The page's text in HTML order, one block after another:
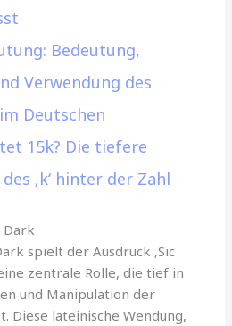
Bedeutung,
Verwendung des
Deutschen
15k? Die tiefere
‚k‘ hinter der Zahl
Dark
spielt der Ausdruck ‚Sic
zentrale Rolle, die tief in
und Manipulation der
Diese lateinische Wendung,